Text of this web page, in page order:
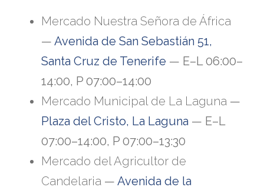
Mercado Nuestra Señora de África
— Avenida de San Sebastián 51,
Santa Cruz de Tenerife — E–L 06:00–
14:00, P 07:00–14:00
Mercado Municipal de La Laguna —
Plaza del Cristo, La Laguna — E–L
07:00–14:00, P 07:00–13:30
Mercado del Agricultor de
Candelaria — Avenida de la